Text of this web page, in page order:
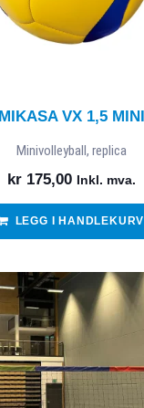
MIKASA VX 1,5 MINI
Minivolleyball, replica
kr175,00 Inkl. mva.
LEGG I HANDLEKURV